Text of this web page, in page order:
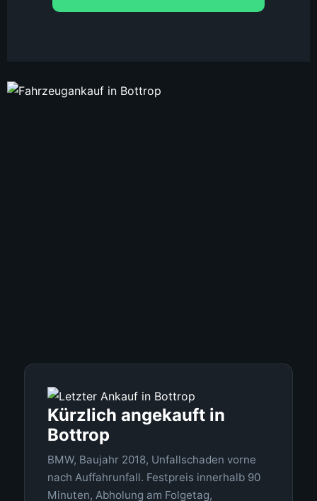
Kürzlich angekauft in
Bottrop
BMW, Baujahr 2018, Unfallschaden vorne
nach Auffahrunfall. Festpreis innerhalb 90
Minuten, Abholung am Folgetag,